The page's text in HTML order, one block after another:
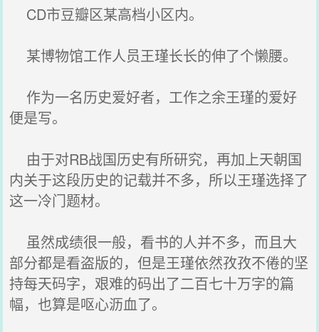
CD市豆瓣区某高档小区内。
某博物馆工作人员王瑾长长的伸了个懒腰。
作为一名历史爱好者，工作之余王瑾的爱好
便是写。
由于对RB战国历史有所研究，再加上天朝国
内关于这段历史的记载并不多，所以王瑾选择了
这一冷门题材。
虽然成绩很一般，看书的人并不多，而且大
部分都是看盗版的，但是王瑾依然孜孜不倦的坚
持每天码字，艰难的码出了二百七十万字的篇
幅，也算是呕心沥血了。